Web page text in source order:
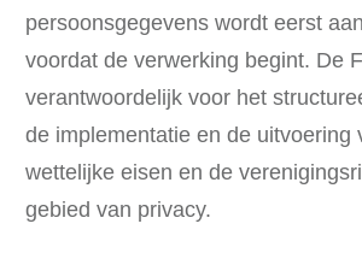
persoonsgegevens wordt eerst
voordat de verwerking begint. De
verantwoordelijk voor het
de implementatie en de uitvoering
wettelijke eisen en de
gebied van privacy.